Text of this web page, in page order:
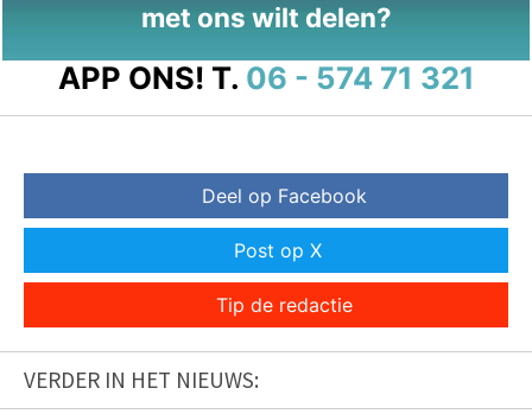
met ons wilt delen?
APP ONS! T. 06 - 574 71 321
Deel op Facebook
Post op X
Tip de redactie
VERDER IN HET NIEUWS: